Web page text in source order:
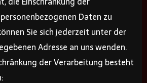
Daten zu
Sie sich jederzeit unter der
Adresse an uns wenden.
der Verarbeitung besteht